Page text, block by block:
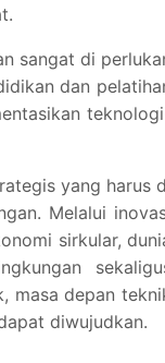
sangat di
dan
yang harus
Melalui
sirkular,
masa depan
diwujudkan.